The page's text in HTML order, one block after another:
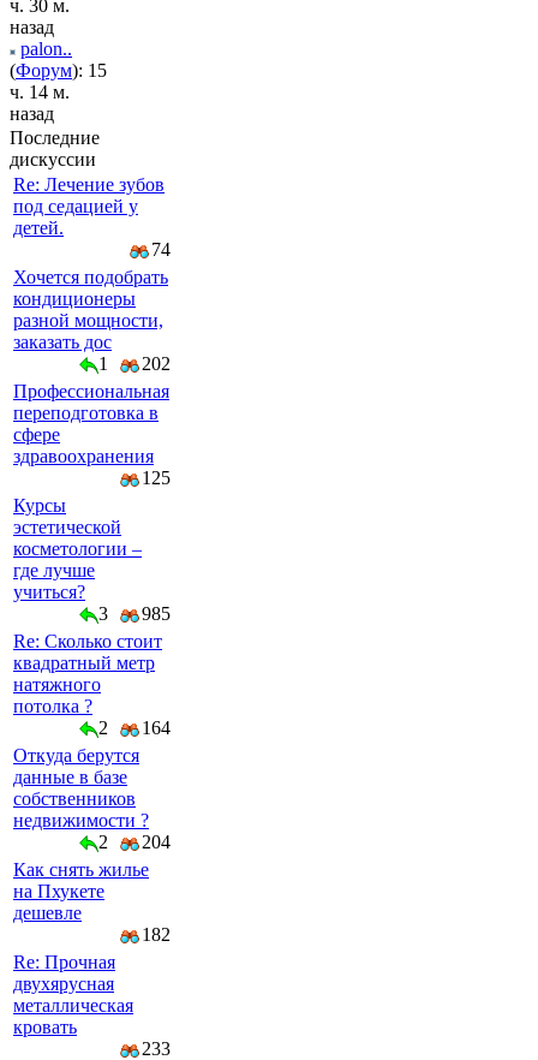
ч. 30 м.
назад
palon..
(Форум): 15
ч. 14 м.
назад
Последние
дискуссии
Re: Лечение зубов
под седацией у
детей.
74
Хочется подобрать
кондиционеры
разной мощности,
заказать дос
1
202
Профессиональная
переподготовка в
сфере
здравоохранения
125
Курсы
эстетической
косметологии –
где лучше
учиться?
3
985
Re: Сколько стоит
квадратный метр
натяжного
потолка ?
2
164
Откуда берутся
данные в базе
собственников
недвижимости ?
2
204
Как снять жилье
на Пхукете
дешевле
182
Re: Прочная
двухярусная
металлическая
кровать
233